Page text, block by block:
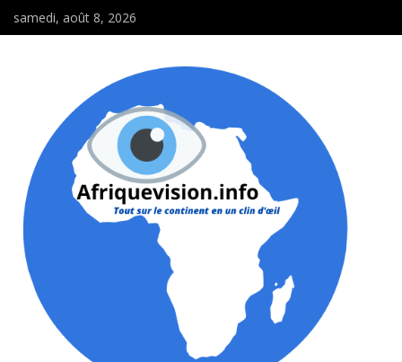
samedi, août 8, 2026